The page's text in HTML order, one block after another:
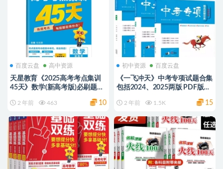
百度云盘 高中资源
天星教育《2025高考考点集训
45天》数学(新高考版)必刷题
2 年前 463 10
初中资源 百度云盘
《一飞冲天》中考专项试题合集
包括2024、2025两版 PDF版可
2 年前 1.5K 15